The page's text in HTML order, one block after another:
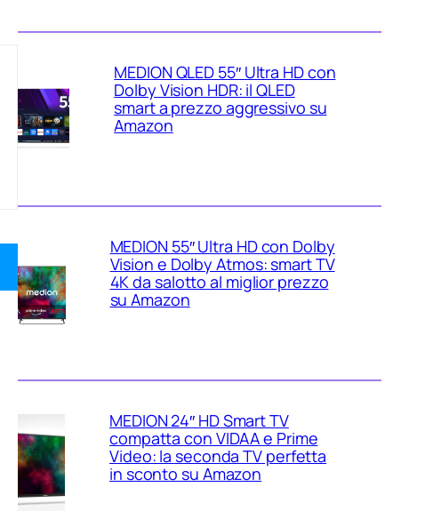
MEDION QLED 55″ Ultra HD con
Dolby Vision HDR: il QLED
smart a prezzo aggressivo su
Amazon
MEDION 55″ Ultra HD con Dolby
Vision e Dolby Atmos: smart TV
4K da salotto al miglior prezzo
su Amazon
MEDION 24″ HD Smart TV
compatta con VIDAA e Prime
Video: la seconda TV perfetta
in sconto su Amazon